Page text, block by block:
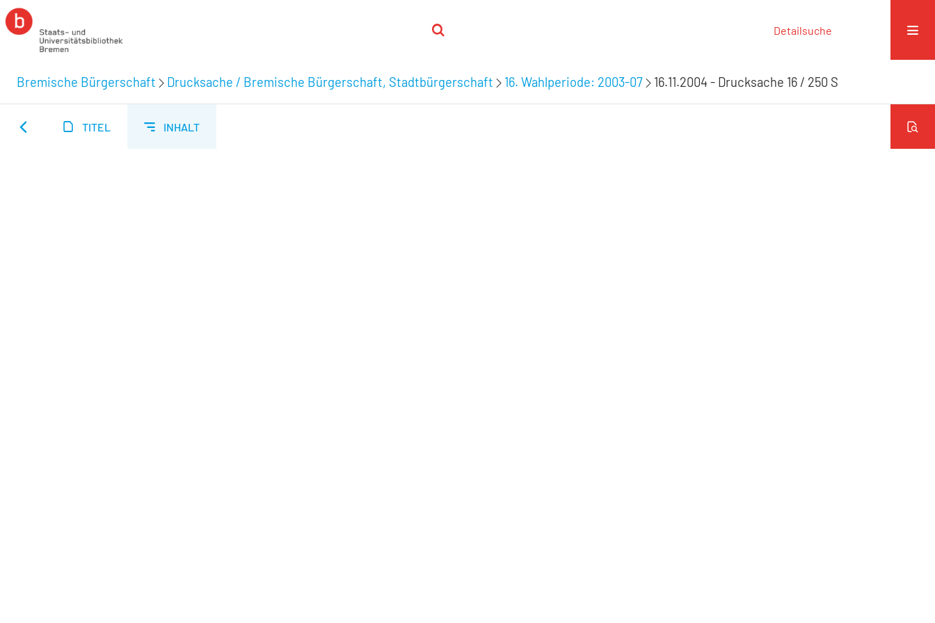
Detailsuche
Bremische Bürgerschaft Drucksache / Bremische Bürgerschaft, Stadtbürgerschaft 16. Wahlperiode: 2003-07 16.11.2004 - Drucksache 16 / 250 S
TITEL INHALT